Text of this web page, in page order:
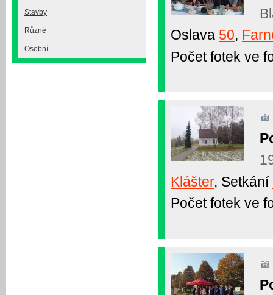
Stavby
Různé
Osobní
Oslava 50,
Počet fotek ve
Klášter, Setkání
Počet fotek ve